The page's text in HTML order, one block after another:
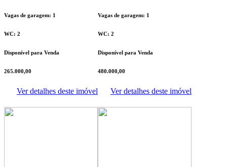
Vagas de garagem: 1
WC: 2
Disponível para Venda
265.000,00
Ver detalhes deste imóvel
Vagas de garagem: 1
WC: 2
Disponível para Venda
480.000,00
Ver detalhes deste imóvel